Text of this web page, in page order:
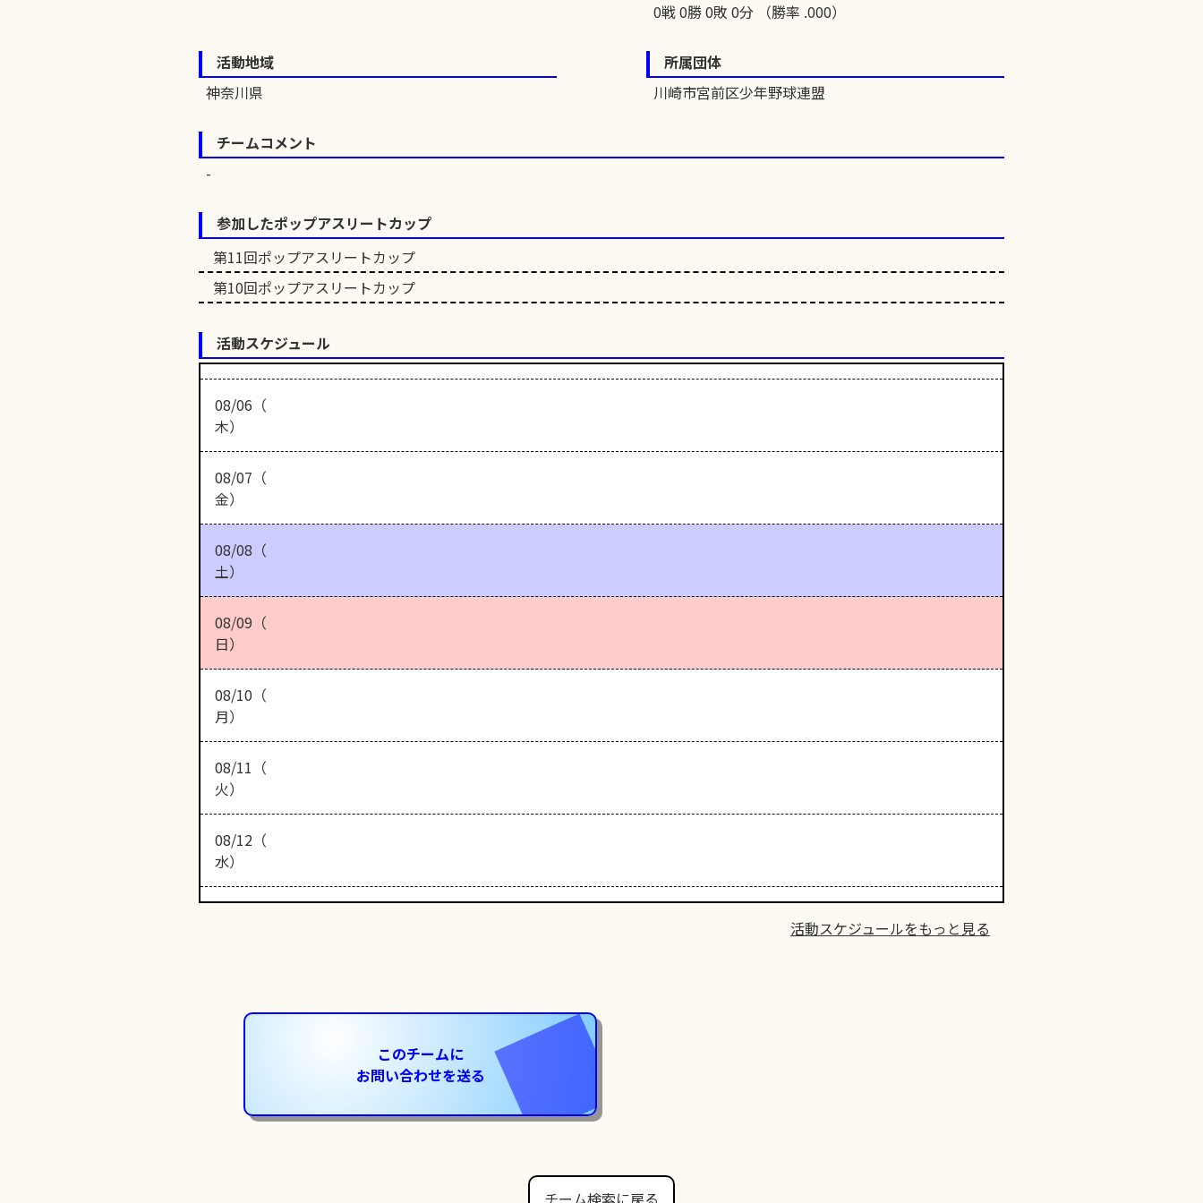
0戦 0勝 0敗 0分 （勝率 .000）
活動地域
神奈川県
所属団体
川崎市宮前区少年野球連盟
チームコメント
参加したポップアスリートカップ
第11回ポップアスリートカップ
第10回ポップアスリートカップ
活動スケジュール
08/06（
木）
08/07（
金）
08/08（
土）
08/09（
日）
08/10（
月）
08/11（
火）
08/12（
水）
活動スケジュールをもっと見る
このチームに
お問い合わせを送る
チーム検索に戻る